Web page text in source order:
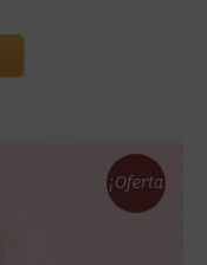
¡Oferta